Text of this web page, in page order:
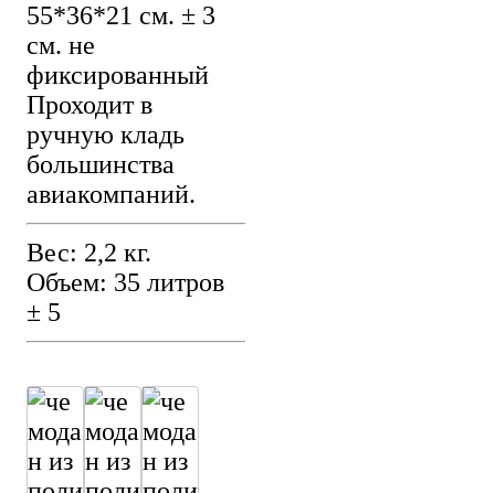
55*36*21 см. ± 3
см. не
фиксированный
Проходит в
ручную кладь
большинства
авиакомпаний.
Вес: 2,2 кг.
Объем: 35 литров
± 5